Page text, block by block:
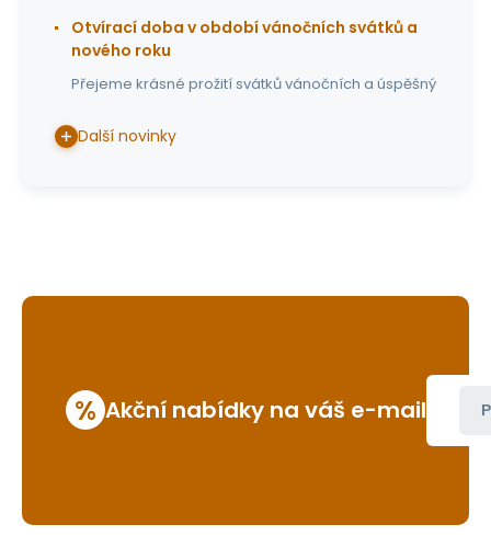
Otvírací doba v období vánočních svátků a
nového roku
Přejeme krásné prožití svátků vánočních a úspěšný
Další novinky
% Akční nabídky na váš e-mail